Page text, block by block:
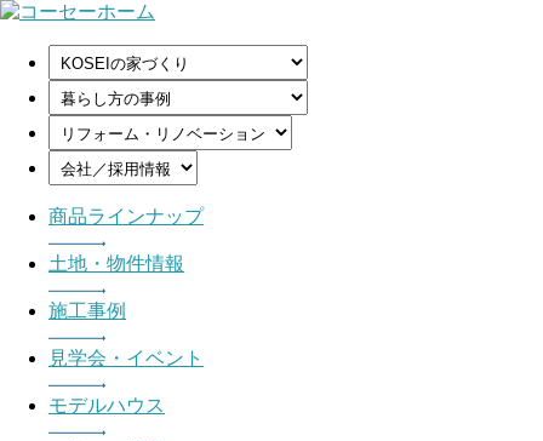
商品ラインナップ
土地・物件情報
施工事例
見学会・イベント
モデルハウス